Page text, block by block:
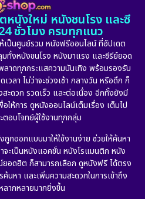
หนังใหม่ หนังชนโรง และซี
ชั่วโมง ครบทุกแนว
ป็นศูนย์รวม หนังฟรีออนไลน์ ที่อัปเดต
ทั้งหนังชนโรง หนังมาแรง และซีรีย์ยอด
ลาดทุกกระแสความบันเทิง พร้อมรองรับ
วลา ไม่ว่าจะช่วงเช้า กลางวัน หรือดึก ก็
ะดวก รวดเร็ว และต่อเนื่อง อีกทั้งยังมี
ห้การ ดูหนังออนไลน์เต็มเรื่อง เต็มไป
อบโจทย์ผู้ใช้งานทุกกลุ่ม
กออกแบบมาให้ใช้งานง่าย ช่วยให้ค้นหา
จะเป็นหนังแอคชั่น หนังโรแมนติก หนัง
อดฮิต ก็สามารถเลือก ดูหนังฟรี ได้ตรง
นหา และเพิ่มความสะดวกในการเข้าถึง
ากหลายมากยิ่งขึ้น